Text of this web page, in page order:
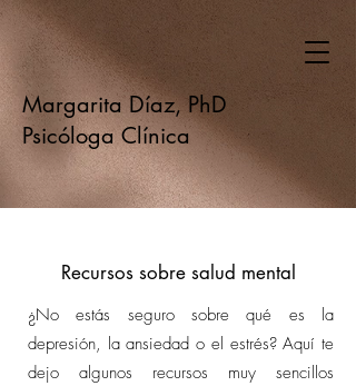
Margarita Díaz, PhD
Psicóloga Clínica
Recursos sobre salud mental
¿No estás seguro sobre qué es la
depresión, la ansiedad o el estrés? Aquí te
dejo algunos recursos muy sencillos